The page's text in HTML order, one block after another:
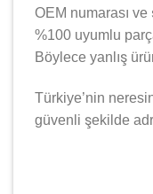
OEM numarası
%100 uyumlu
Böylece yanlış
Türkiye’nin
güvenli şekilde